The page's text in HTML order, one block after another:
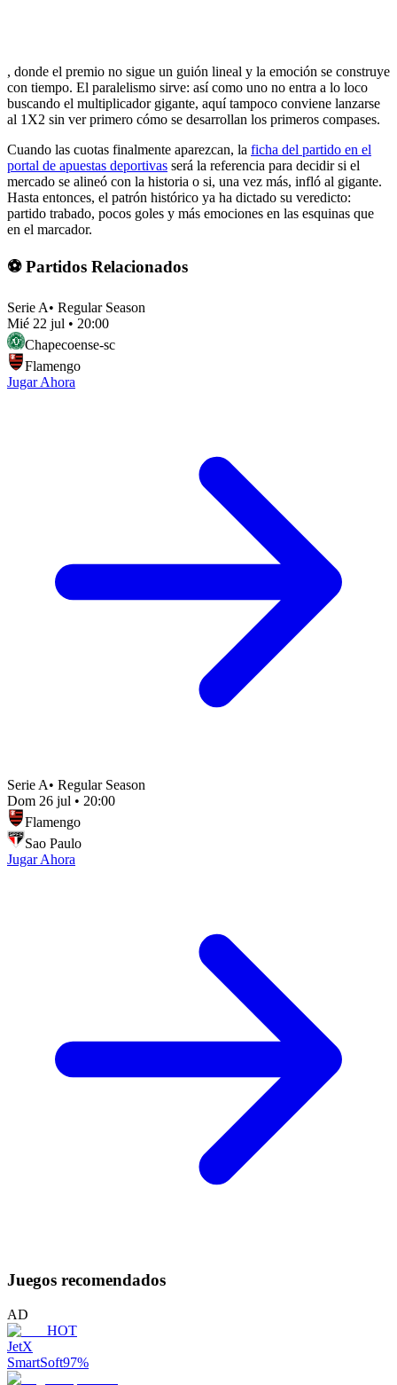
, donde el premio no sigue un guión lineal y la emoción se construye
con tiempo. El paralelismo sirve: así como uno no entra a lo loco
buscando el multiplicador gigante, aquí tampoco conviene lanzarse
al 1X2 sin ver primero cómo se desarrollan los primeros compases.
Cuando las cuotas finalmente aparezcan, la ficha del partido en el
portal de apuestas deportivas será la referencia para decidir si el
mercado se alineó con la historia o si, una vez más, infló al gigante.
Hasta entonces, el patrón histórico ya ha dictado su veredicto:
partido trabado, pocos goles y más emociones en las esquinas que
en el marcador.
⚽ Partidos Relacionados
Serie A• Regular Season
Mié 22 jul • 20:00
Chapecoense-sc
Flamengo
Jugar Ahora
Serie A• Regular Season
Dom 26 jul • 20:00
Flamengo
Sao Paulo
Jugar Ahora
Juegos recomendados
AD
HOT
JetX
SmartSoft97%